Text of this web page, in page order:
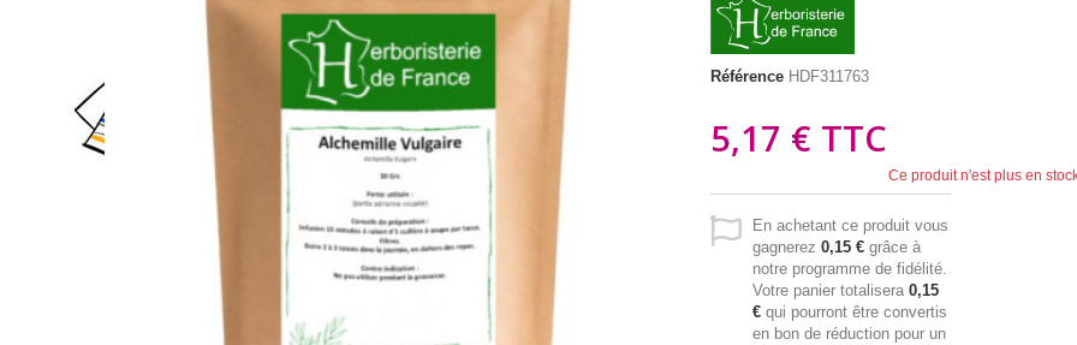
Référence HDF311763
5,17 € TTC
Ce produit n'est plus en
En achetant ce produit vous
gagnerez 0,15 € grâce à
notre programme de fidélité.
Votre panier totalisera 0,15
€ qui pourront être convertis
en bon de réduction pour un